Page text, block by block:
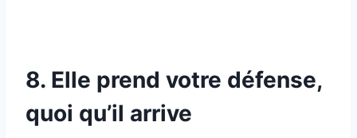
8. Elle prend votre défense,
quoi qu’il arrive